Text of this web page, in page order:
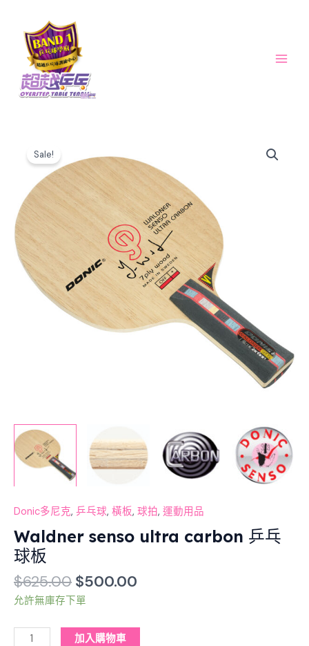
content
Sale!
Donic多尼克, 乒乓球, 橫板, 球拍, 運動用品
Waldner senso ultra carbon 乒乓
球板
$625.00
price
was:
$625.00.
$500.00
price
is:
$500.00.
允許無庫存下單
senso
carbon
乒
乓
球
板
數
加入購物車